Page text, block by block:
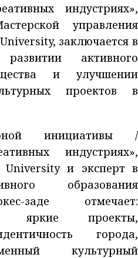
индустриях»,
управления
заключается в
активного
и улучшении
проектов в
инициативы /
индустриях»,
University и эксперт в
образования
заде отмечает:
яркие проекты,
города,
культурный